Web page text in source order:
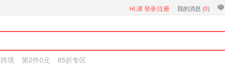
Hi,请登录/注册 我的消息 (0)
跨境 第2件0元 85折专区